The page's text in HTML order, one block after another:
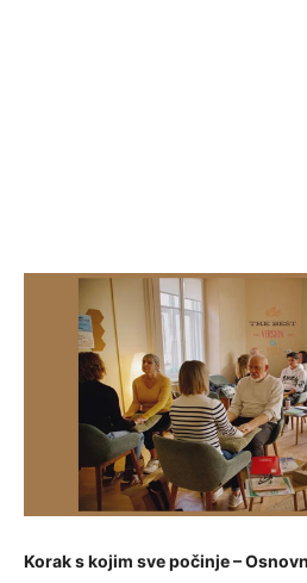
Korak s kojim sve počinje –